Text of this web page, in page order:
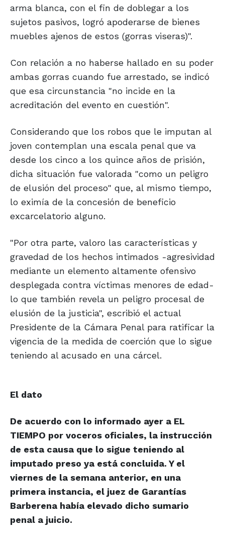
arma blanca, con el fin de doblegar a los
sujetos pasivos, logró apoderarse de bienes
muebles ajenos de estos (gorras viseras)".
Con relación a no haberse hallado en su poder
ambas gorras cuando fue arrestado, se indicó
que esa circunstancia "no incide en la
acreditación del evento en cuestión".
Considerando que los robos que le imputan al
joven contemplan una escala penal que va
desde los cinco a los quince años de prisión,
dicha situación fue valorada "como un peligro
de elusión del proceso" que, al mismo tiempo,
lo eximía de la concesión de beneficio
excarcelatorio alguno.
"Por otra parte, valoro las características y
gravedad de los hechos intimados -agresividad
mediante un elemento altamente ofensivo
desplegada contra víctimas menores de edad-
lo que también revela un peligro procesal de
elusión de la justicia", escribió el actual
Presidente de la Cámara Penal para ratificar la
vigencia de la medida de coerción que lo sigue
teniendo al acusado en una cárcel.
El dato
De acuerdo con lo informado ayer a EL
TIEMPO por voceros oficiales, la instrucción
de esta causa que lo sigue teniendo al
imputado preso ya está concluida. Y el
viernes de la semana anterior, en una
primera instancia, el juez de Garantías
Barberena había elevado dicho sumario
penal a juicio.